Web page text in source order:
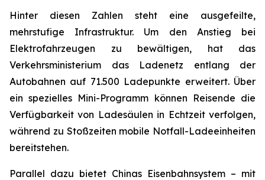
Hinter diesen Zahlen steht eine ausgefeilte,
mehrstufige Infrastruktur. Um den Anstieg bei
Elektrofahrzeugen zu bewältigen, hat das
Verkehrsministerium das Ladenetz entlang der
Autobahnen auf 71.500 Ladepunkte erweitert. Über
ein spezielles Mini-Programm können Reisende die
Verfügbarkeit von Ladesäulen in Echtzeit verfolgen,
während zu Stoßzeiten mobile Notfall-Ladeeinheiten
bereitstehen.
Parallel dazu bietet Chinas Eisenbahnsystem – mit